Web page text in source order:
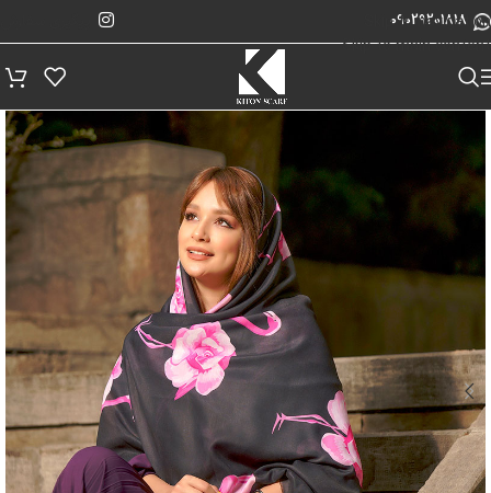
Skip to navigation
Skip to main content
09029201818